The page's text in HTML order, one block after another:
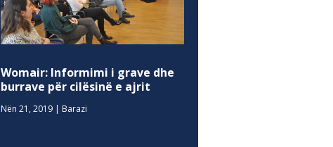
Womair: Informimi i grave dhe
burrave për cilësinë e ajrit
Nën 21, 2019 | Barazi